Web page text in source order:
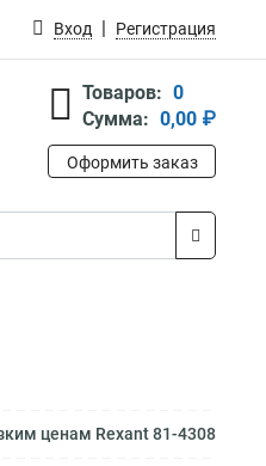
Вход Регистрация
Товаров: 0
Сумма: 0,00 ₽
Оформить заказ
ценам Rexant 81-4308